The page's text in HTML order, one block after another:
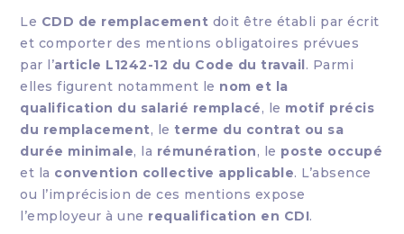
Le CDD de remplacement doit être établi par écrit
et comporter des mentions obligatoires prévues
par l’article L1242-12 du Code du travail. Parmi
elles figurent notamment le nom et la
qualification du salarié remplacé, le motif précis
du remplacement, le terme du contrat ou sa
durée minimale, la rémunération, le poste occupé
et la convention collective applicable. L’absence
ou l’imprécision de ces mentions expose
l’employeur à une requalification en CDI.